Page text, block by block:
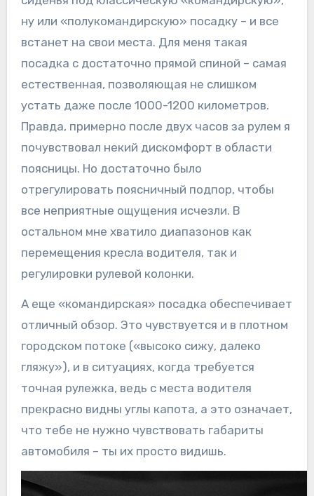
ну или «полукомандирскую» посадку – и все
встанет на свои места. Для меня такая
посадка с достаточно прямой спиной – самая
естественная, позволяющая не слишком
устать даже после 1000-1200 километров.
Правда, примерно после двух часов за рулем я
почувствовал некий дискомфорт в области
поясницы. Но достаточно было
отрегулировать поясничный подпор, чтобы
все неприятные ощущения исчезли. В
остальном мне хватило диапазонов как
перемещения кресла водителя, так и
регулировки рулевой колонки.
А еще «командирская» посадка обеспечивает
отличный обзор. Это чувствуется и в плотном
городском потоке («высоко сижу, далеко
гляжу»), и в ситуациях, когда требуется
точная рулежка, ведь с места водителя
прекрасно видны углы капота, а это означает,
что тебе не нужно чувствовать габариты
автомобиля – ты их просто видишь.